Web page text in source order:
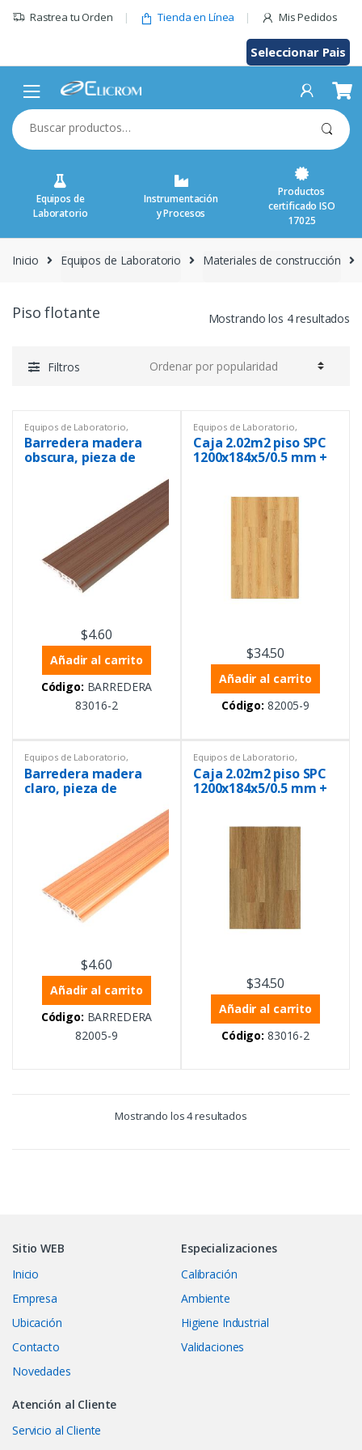
Rastrea tu Orden Tienda en Línea Mis Pedidos
Seleccionar Pais
Buscar
por:
Equipos de
Laboratorio
Instrumentación
y Procesos
Productos
certificado ISO
17025
Inicio Equipos de Laboratorio Materiales de construcción
Piso flotante Mostrando los 4 resultados
Filtros
Equipos de Laboratorio,
Materiales de construcción
flotante
Barredera madera
obscura, pieza de
$4.60
Añadir al carrito
Código: BARREDERA
83016-2
Equipos de Laboratorio,
Materiales de construcción,Piso
flotante
Caja 2.02m2 piso SPC
1200x184x5/0.5 mm +
$34.50
Añadir al carrito
Código: 82005-9
Equipos de Laboratorio,
Materiales de construcción
flotante
Barredera madera
claro, pieza de
2400x60x12 mm
$4.60
Añadir al carrito
Código: BARREDERA
82005-9
Equipos de Laboratorio,
Materiales de construcción
flotante
Caja 2.02m2 piso SPC
1200x184x5/0.5 mm +
$34.50
Añadir al carrito
Código: 83016-2
Mostrando los 4 resultados
Sitio WEB
Inicio
Empresa
Ubicación
Contacto
Novedades
Especializaciones
Calibración
Ambiente
Higiene Industrial
Validaciones
Atención al Cliente
Servicio al Cliente